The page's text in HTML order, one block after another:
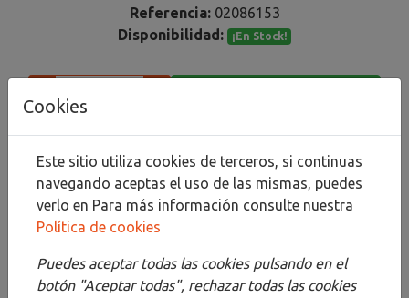
Referencia: 02086153
Disponibilidad:
¡En Stock!
Compartir
Descripción
Detalles
Cookies
Este sitio utiliza cookies de terceros, si continuas
navegando aceptas el uso de las mismas, puedes
verlo en Para más información consulte nuestra
Política de cookies
Puedes aceptar todas las cookies pulsando en el
botón "Aceptar todas", rechazar todas las cookies